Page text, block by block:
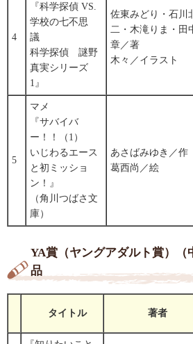
4
『科学探偵 VS.
学校の七不思
議
科学探偵 謎野
真実シリーズ
1』
佐東みどり・石川
二・木滝りま・田
章／著
木々／イラスト
5
マメ
『サバイバ
ー！！（1）
いじわるエース
と初ミッショ
ン！』
（角川つばさ文
庫）
あさばみゆき／作
葛西尚／絵
YA賞（ヤングアダルト賞）（
品
タイトル 著者